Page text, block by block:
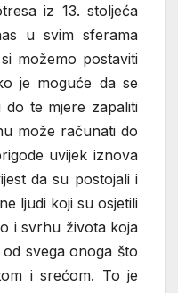
iz 13. stoljeća
u svim sferama
možemo postaviti
je moguće da se
do te mjere zapaliti
može računati do
uvijek iznova
da su postojali i
ljudi koji su osjetili
i svrhu života koja
svega onoga što
i srećom. To je